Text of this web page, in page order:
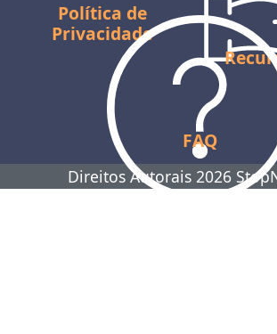
Política de
Privacidade
FAQ
Direitos Autorais 2026